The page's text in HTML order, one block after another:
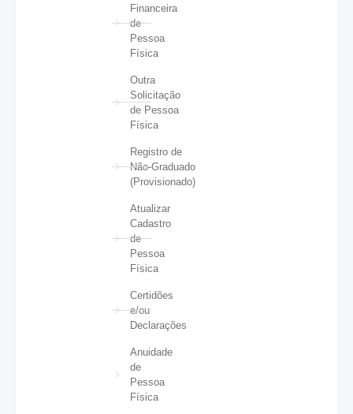
Financeira
de
Pessoa
Física
Outra
Solicitação
de Pessoa
Física
Registro de
Não-Graduado
(Provisionado)
Atualizar
Cadastro
de
Pessoa
Física
Certidões
e/ou
Declarações
Anuidade
de
Pessoa
Física